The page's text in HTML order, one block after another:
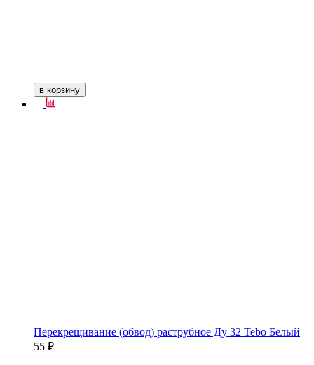
в корзину
Перекрещивание (обвод) раструбное Ду 32 Tebo Белый
55 ₽